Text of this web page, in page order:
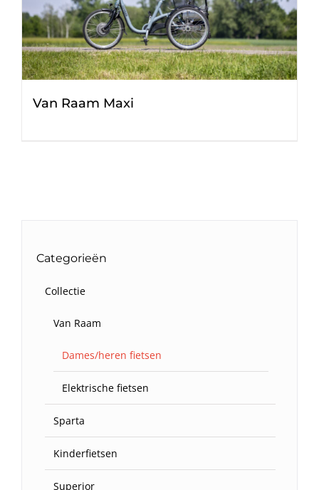
Van Raam Maxi
Categorieën
Collectie
Van Raam
Dames/heren fietsen
Elektrische fietsen
Sparta
Kinderfietsen
Superior